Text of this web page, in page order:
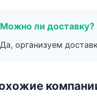
Можно ли доставку?
Да, организуем